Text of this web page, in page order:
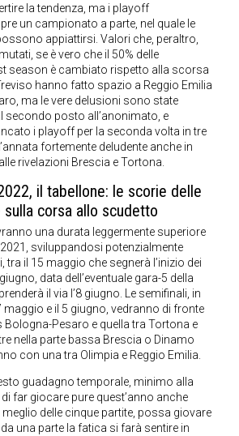
la tendenza, ma i playoff
un campionato a parte, nel quale le
appiattirsi. Valori che, peraltro,
se è vero che il 50% delle
season è cambiato rispetto alla scorsa
hanno fatto spazio a Reggio Emilia
ma le vere delusioni sono state
secondo posto all’anonimato, e
i playoff per la seconda volta in tre
fortemente deludente anche in
rivelazioni Brescia e Tortona.
il tabellone: le scorie delle
corsa allo scudetto
una durata leggermente superiore
sviluppandosi potenzialmente
tra il 15 maggio che segnerà l’inizio dei
data dell’eventuale gara-5 della
il via l’8 giugno. Le semifinali, in
e il 5 giugno, vedranno di fronte
Bologna-Pesaro e quella tra Tortona e
nella parte bassa Brescia o Dinamo
con una tra Olimpia e Reggio Emilia.
guadagno temporale, minimo alla
far giocare pure quest’anno anche
delle cinque partite, possa giovare
una parte la fatica si farà sentire in